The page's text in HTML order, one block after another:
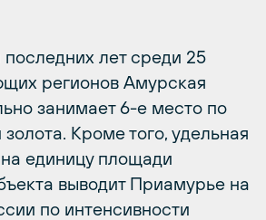
лет среди 25
регионов Амурская
занимает 6-е место по
Кроме того, удельная
единицу площади
выводит Приамурье на
по интенсивности